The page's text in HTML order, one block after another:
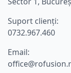
Suport clienţi:
0732.967.460
Email: